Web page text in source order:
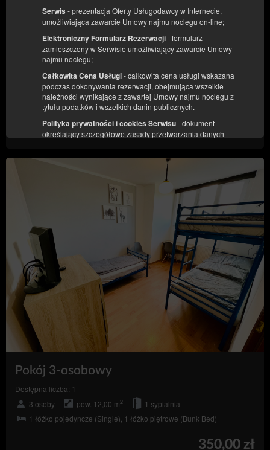
Serwis - prezentacja Oferty Usługodawcy w Internecie,
umożliwiająca zawarcie Umowy najmu noclegu on-line;
Elektroniczny Formularz Rezerwacji- formularz
zamieszczony w Serwisie umożliwiający zawarcie Umowy
najmu noclegu;
Całkowita Cena Usługi- całkowita cena usługi wskazana
podczas dokonywania rezerwacji, obejmująca wszelkie
należności wynikające z zawartej Umowy najmu noclegu z
tytułu podatków i wszelkich danin publicznych.
Polityka prywatności i cookies Serwisu- dokument
określający szczegółowe zasady przetwarzania danych
https://client9863.idobooking.com/book-
now/index.php?module=cookies&displayOnToplayer=true.
- obiekt realizujący usługę - PodGromadzyniem, ul. 29
Listopada 26, 38-700 Ustrzyki Dolne.
Administracja obiektu
- osoby reprezentujące usługodawcę.
POSTANOWIENIA OGÓLNE
Rodzaje i zakres usług świadczonych drogą
zawieranie umów najmu noclegu;
przesyłanie wiadomości e-mail, w których
Usługodawca potwierdza utworzenie rezerwacji
wraz z jej warunkami oraz terminem dokonania
płatności;
zasady dokonywania rejestracji i korzystania z
Konta w ramach Serwisu.
Korzystanie ze Serwisu możliwe jest pod warunkiem
spełniania przez system informatyczny, z którego
korzysta Gość następujących minimalnych wymagań
technicznych:
Internet Explorer w aktualnej wersji,
dowolny program do przeglądania plików w
Wynajem skutera 125ccm Bieszczady
Dostępna liczba: 1
440,00 zł
Udostępnij Szczegóły Dostępność
Pokój 3-osobowy
Dostępna liczba: 1
3 osoby
pow. 12,00 m2
1 sypialnia
1 łóżko pojedyncze (Single), 1 łóżko piętrowe (Bunk Bed)
350,00 zł